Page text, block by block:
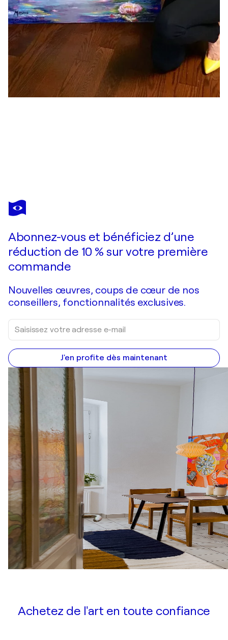
MIROSLAVA LIPOVEC FRIEDMAN
Unforgettable Love
Abonnez-vous et bénéficiez d’une
réduction de 10 % sur votre première
commande
Nouvelles œuvres, coups de cœur de nos
conseillers, fonctionnalités exclusives.
J'en profite dès maintenant
Achetez de l'art en toute confiance